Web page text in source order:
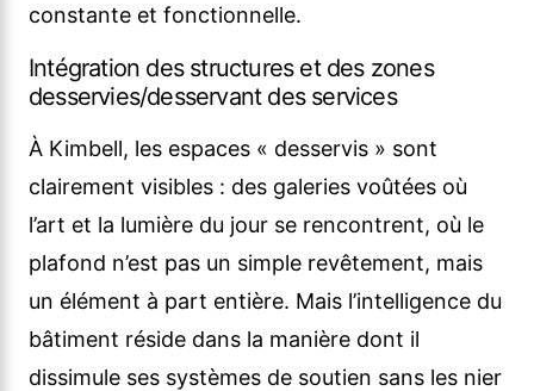
constante et fonctionnelle.
Intégration des structures et des zones
desservies/desservant des services
À Kimbell, les espaces « desservis » sont
clairement visibles : des galeries voûtées où
l’art et la lumière du jour se rencontrent, où le
plafond n’est pas un simple revêtement, mais
un élément à part entière. Mais l’intelligence du
bâtiment réside dans la manière dont il
dissimule ses systèmes de soutien sans les nier